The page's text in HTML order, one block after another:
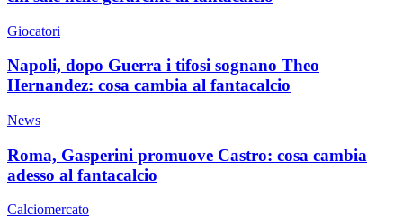
Giocatori
Napoli, dopo Guerra i tifosi sognano Theo
Hernandez: cosa cambia al fantacalcio
News
Roma, Gasperini promuove Castro: cosa cambia
adesso al fantacalcio
Calciomercato